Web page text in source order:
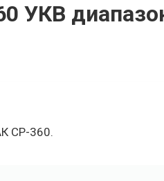
УКВ
CP-360.